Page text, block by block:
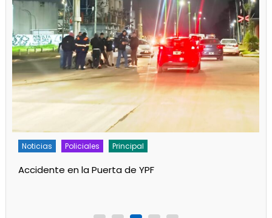
Policiales Principal
Un partido de fútbol en Progreso terminó con